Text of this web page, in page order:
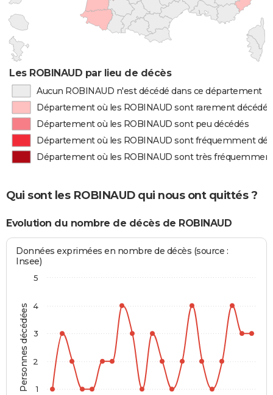
Les ROBINAUD par lieu de décès
Aucun ROBINAUD n'est décédé dans ce département
Département où les ROBINAUD sont rarement décédés
Département où les ROBINAUD sont peu décédés
Département où les ROBINAUD sont fréquemment
Département où les ROBINAUD sont très
Qui sont les ROBINAUD qui nous ont quittés ?
Evolution du nombre de décès de ROBINAUD
Personnes décédées
Données exprimées en nombre de décès (source :
Insee)
1
2
3
4
5